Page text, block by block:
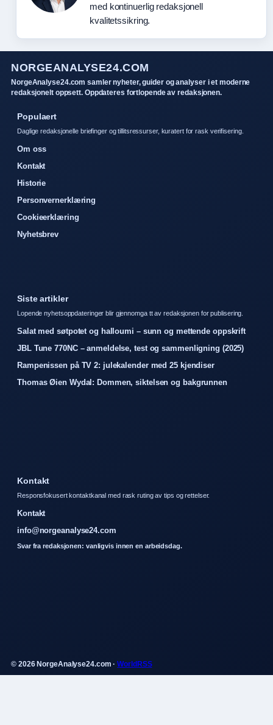
med kontinuerlig redaksjonell
kvalitetssikring.
NORGEANALYSE24.COM
NorgeAnalyse24.com samler nyheter, guider og analyser i et moderne
redaksjonelt oppsett. Oppdateres fortlopende av redaksjonen.
Populaert
Daglige redaksjonelle briefinger og tillitsressurser, kuratert for rask verifisering.
Om oss
Kontakt
Historie
Personvernerklæring
Cookieerklæring
Nyhetsbrev
Siste artikler
Lopende nyhetsoppdateringer blir gjennomga tt av redaksjonen for publisering.
Salat med søtpotet og halloumi – sunn og mettende oppskrift
JBL Tune 770NC – anmeldelse, test og sammenligning (2025)
Rampenissen på TV 2: julekalender med 25 kjendiser
Thomas Øien Wydal: Dommen, siktelsen og bakgrunnen
Kontakt
Responsfokusert kontaktkanal med rask ruting av tips og rettelser.
Kontakt
info@norgeanalyse24.com
Svar fra redaksjonen: vanligvis innen en arbeidsdag.
© 2026 NorgeAnalyse24.com ·WorldRSS